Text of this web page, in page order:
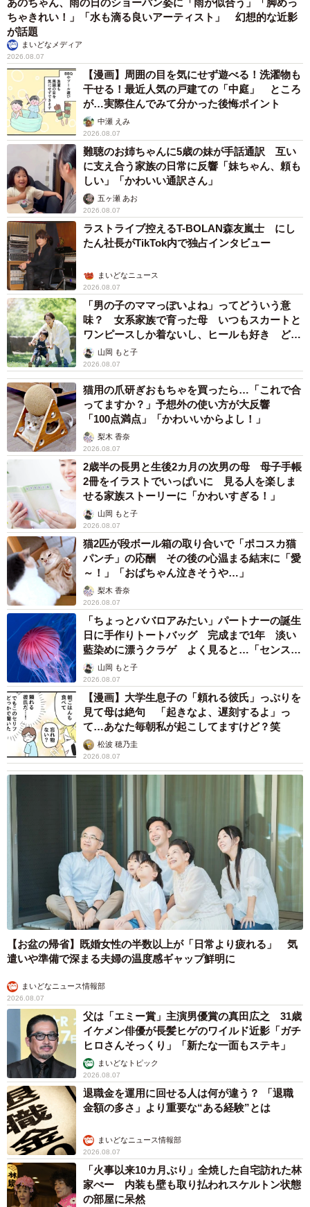
ちゃきれい！」「水も滴る良いアーティスト」 幻想的な近影
が話題
まいどなメディア
2026.08.07
【漫画】周囲の目を気にせず遊べる！洗濯物も
干せる！最近人気の戸建ての「中庭」 ところ
が…実際住んでみて分かった後悔ポイント
中瀬 えみ
2026.08.07
難聴のお姉ちゃんに5歳の妹が手話通訳 互い
に支え合う家族の日常に反響「妹ちゃん、頼も
しい」「かわいい通訳さん」
五ヶ瀬 あお
2026.08.07
ラストライブ控えるT-BOLAN森友嵐士 にし
たん社長がTikTok内で独占インタビュー
まいどなニュース
2026.08.07
「男の子のママっぽいよね」ってどういう意
味？ 女系家族で育った母 いつもスカートと
ワンピースしか着ないし、ヒールも好き どの
へんが…
山岡 もと子
2026.08.07
猫用の爪研ぎおもちゃを買ったら…「これで合
ってますか？」予想外の使い方が大反響
「100点満点」「かわいいからよし！」
梨木 香奈
2026.08.07
2歳半の長男と生後2カ月の次男の母 母子手帳
2冊をイラストでいっぱいに 見る人を楽しま
せる家族ストーリーに「かわいすぎる！」
山岡 もと子
2026.08.07
猫2匹が段ボール箱の取り合いで「ポコスカ猫
パンチ」の応酬 その後の心温まる結末に「愛
～！」「おばちゃん泣きそうや…」
梨木 香奈
2026.08.07
「ちょっとババロアみたい」パートナーの誕生
日に手作りトートバッグ 完成まで1年 淡い
藍染めに漂うクラゲ よく見ると…「センスす
ごい」山岡 もと子
2026.08.07
【漫画】大学生息子の「頼れる彼氏」っぷりを
見て母は絶句 「起きなよ、遅刻するよ」っ
て…あなた毎朝私が起こしてますけど？笑
松波 穂乃圭
2026.08.07
【お盆の帰省】既婚女性の半数以上が「日常より疲れる」 気
遣いや準備で深まる夫婦の温度感ギャップ鮮明に
まいどなニュース情報部
2026.08.07
父は「エミー賞」主演男優賞の真田広之 31歳
イケメン俳優が長髪ヒゲのワイルド近影「ガチ
ヒロさんそっくり」「新たな一面もステキ」
まいどなトピック
2026.08.07
退職金を運用に回せる人は何が違う？ 「退職
金額の多さ」より重要な“ある経験”とは
まいどなニュース情報部
2026.08.07
「火事以来10カ月ぶり」全焼した自宅訪れた林
家ぺー 内装も壁も取り払われスケルトン状態
の部屋に呆然